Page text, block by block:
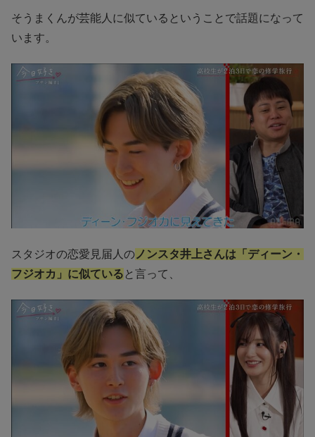
そうまくんが芸能人に似ているということで話題になって
います。
スタジオの恋愛見届人の ノンスタ井上さんは「ディーン・
フジオカ」に似ている と言って、